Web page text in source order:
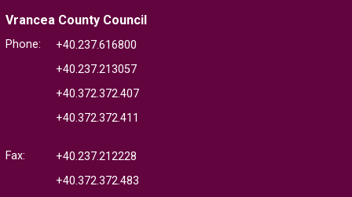
Vrancea County Council
Phone:
+40.237.616800
+40.237.213057
+40.372.372.407
+40.372.372.411
Fax:
+40.237.212228
+40.372.372.483